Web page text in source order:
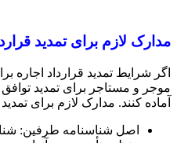
مدارک لازم برای تمدید قرارداد
موجر و مستاجر برای تمدید
آماده کنند. مدارک لازم برای
اصل شناسنامه طرفین: